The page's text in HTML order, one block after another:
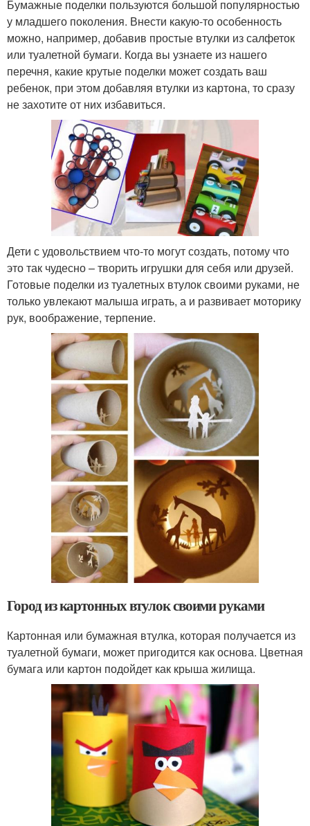
Бумажные поделки пользуются большой популярностью
у младшего поколения. Внести какую-то особенность
можно, например, добавив простые втулки из салфеток
или туалетной бумаги. Когда вы узнаете из нашего
перечня, какие крутые поделки может создать ваш
ребенок, при этом добавляя втулки из картона, то сразу
не захотите от них избавиться.
Дети с удовольствием что-то могут создать, потому что
это так чудесно – творить игрушки для себя или друзей.
Готовые поделки из туалетных втулок своими руками, не
только увлекают малыша играть, а и развивает моторику
рук, воображение, терпение.
Город из картонных втулок своими руками
Картонная или бумажная втулка, которая получается из
туалетной бумаги, может пригодится как основа. Цветная
бумага или картон подойдет как крыша жилища.